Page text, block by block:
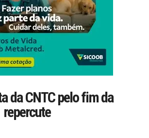
da CNTC pelo fim da
repercute